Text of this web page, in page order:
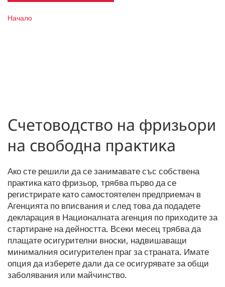
Начало
Cчeтoвoдcтвo нa фpизьopи
нa cвoбoднa пpaĸтиĸa
Ако сте решили да се занимавате със собствена
практика като фризьор, трябва първо да се
регистрирате като самостоятелен предприемач в
Агенцията по вписвания и след това да подадете
декларация в Националната агенция по приходите за
стартиране на дейността. Всеки месец трябва да
плащате осигурителни вноски, надвишаващи
минималния осигурителен праг за страната. Имате
опция да изберете дали да се осигурявате за общи
заболявания или майчинство.